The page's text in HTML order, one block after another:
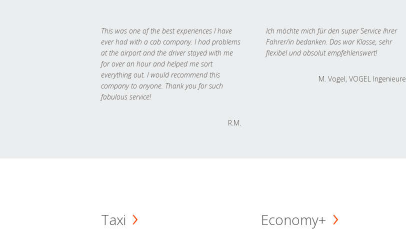
This was one of the best experiences I have
ever had with a cab company. I had problems
at the airport and the driver stayed with me
for over an hour and helped me sort
everything out. I would recommend this
company to anyone. Thank you for such
fabulous service!
R.M.
Ich möchte mich für den super Service Ihrer
Fahrer/in bedanken. Das war Klasse, sehr
flexibel und absolut empfehlenswert!
M. Vogel, VOGEL Ingenieure
Taxi Economy+